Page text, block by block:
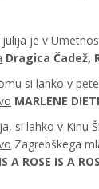
julija je v
Dragica Čadež,
si lahko v
MARLENE
si lahko v Kinu
Zagrebškega
A ROSE IS A